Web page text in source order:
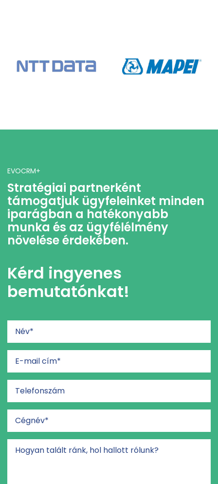
EVOCRM+
Stratégiai partnerként
támogatjuk ügyfeleinket minden
iparágban a hatékonyabb
munka és az ügyfélélmény
növelése érdekében.
Kérd ingyenes
bemutatónkat!